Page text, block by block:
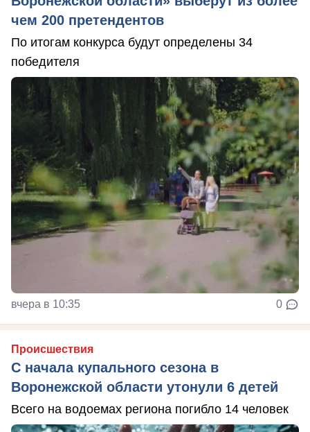
чем 200 претендентов
По итогам конкурса будут определены 34
победителя
вчера в 10:35 0
Происшествия
С начала купального сезона в
Воронежской области утонули 6 детей
Всего на водоемах региона погибло 14 человек